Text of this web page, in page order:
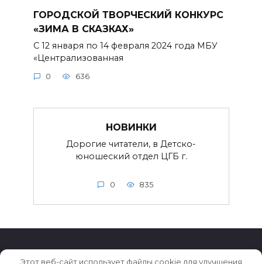
ГОРОДСКОЙ ТВОРЧЕСКИЙ КОНКУРС
«ЗИМА В СКАЗКАХ»
С 12 января по 14 февраля 2024 года МБУ
«Централизованная
0 636
НОВИНКИ
Дорогие читатели, в Детско-
юношеский отдел ЦГБ г.
0 835
Этот веб-сайт использует файлы cookie для улучшения